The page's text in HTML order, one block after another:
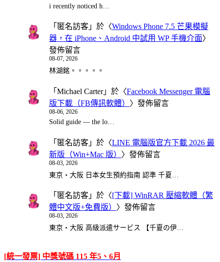
i recently noticed h…
「 匿名訪客 」於〈Windows Phone 7.5 芒果模擬
器，在 iPhone、Android 中試用 WP 手機介面〉
發佈留言
08-07, 2026
林湖銘。。。。。
「 Michael Carter」於〈Facebook Messenger 電腦
版下載（FB傳訊軟體） 〉發佈留言
08-06, 2026
Solid guide — the lo…
「 匿名訪客 」於〈LINE 電腦版官方下載 2026 最
新版（Win+Mac 版） 〉發佈留言
08-03, 2026
東京・大阪 日本女生預約指南 認準 千夏…
「 匿名訪客 」於〈[下載] WinRAR 壓縮軟體（繁
體中文版+免費版） 〉發佈留言
08-03, 2026
東京・大阪 高級派遣サービス 【千夏の伊…
[統一發票] 中獎號碼 115 年5、6月